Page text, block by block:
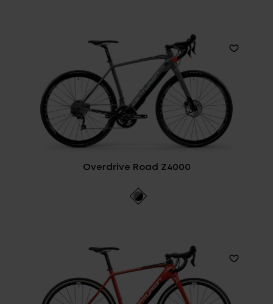
de-DE Login
HÄNDLERSUCHE
Overdrive Road Z4000